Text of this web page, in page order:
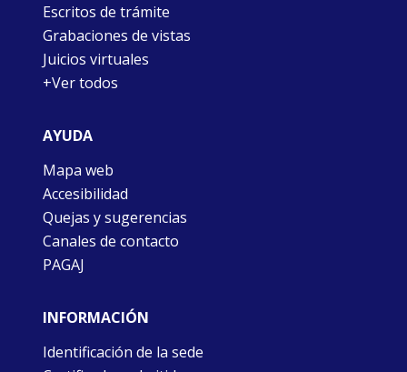
Escritos de trámite
Grabaciones de vistas
Juicios virtuales
+Ver todos
AYUDA
Mapa web
Accesibilidad
Quejas y sugerencias
Canales de contacto
PAGAJ
INFORMACIÓN
Identificación de la sede